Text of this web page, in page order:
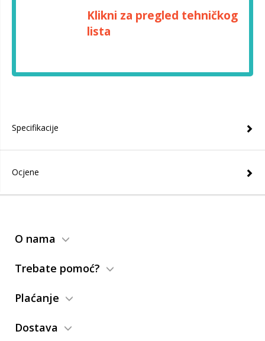
Klikni za pregled tehničkog
lista
Specifikacije
Ocjene
O nama
Trebate pomoć?
Plaćanje
Dostava